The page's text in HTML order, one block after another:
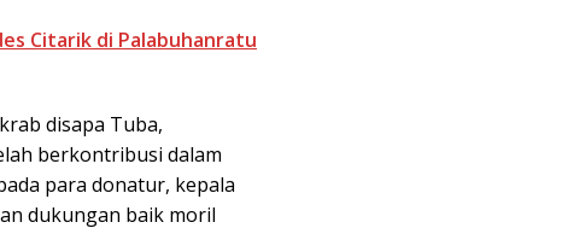
Citarik di Palabuhanratu
disapa Tuba,
berkontribusi dalam
para donatur, kepala
dukungan baik moril